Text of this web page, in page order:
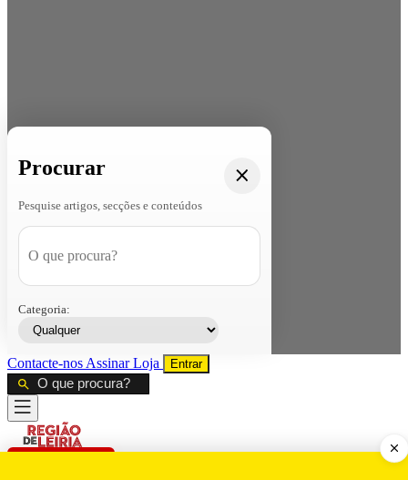
Procurar
Pesquise artigos, secções e conteúdos
Categoria:
Contacte-nos AssinarLoja Entrar